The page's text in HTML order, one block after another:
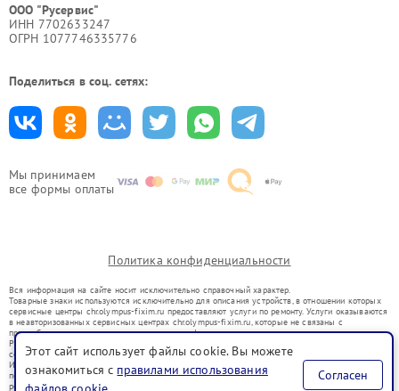
Мы принимаем
все формы оплаты
ООО "Русервис"
ИНН 7702633247
ОГРН 1077746335776
Поделиться в соц. сетях:
Политика конфиденциальности
Вся информация на сайте носит исключительно справочный характер.
Товарные знаки используются исключительно для описания устройств, в отношении которых
сервисные центры chr.olympus-fixim.ru предоставляют услуги по ремонту. Услуги оказываются
в неавторизованных сервисных центрах chr.olympus-fixim.ru, которые не связаны с
правообладателями товарных знаков или их официальными представителями.
Ремонт осуществляется для устройств, уже введенных в гражданский оборот в соответствии
со статьей 1487 ГК РФ.
Использование товарных знаков не преследует цели индивидуализации услуг или введения
потребителей в заблуждение, а служит для информирования о предоставляемых услугах по
ремонту техники указанных брендов.
Этот сайт использует файлы cookie. Вы можете
ознакомиться с правилами использования
Согласен